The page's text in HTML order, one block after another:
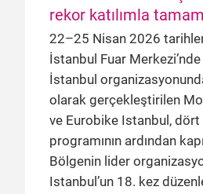
rekor katılımla
22–25 Nisan 2026
İstanbul Fuar
İstanbul
olarak gerçekleştirilen
ve Eurobike Istanbul,
programının ardından
Bölgenin lider
Istanbul’un 18. kez